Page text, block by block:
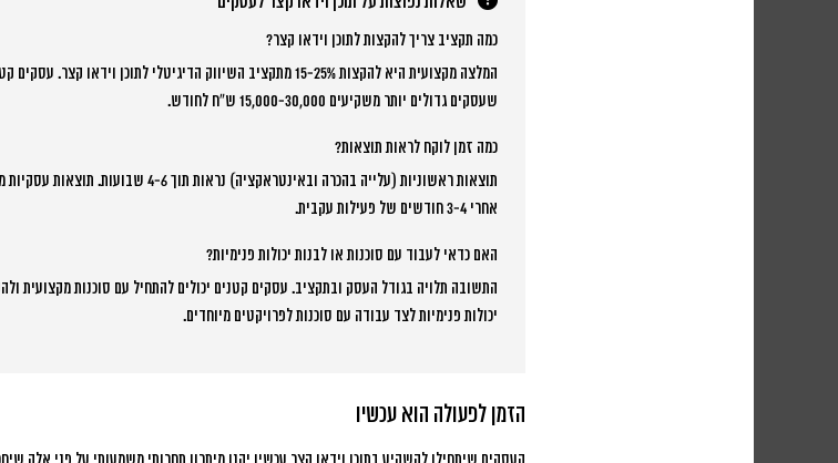
כמה תקציב צריך להקצות לתוכן וידאו קצר?
שעסקים גדולים יותר משקיעים 15,000-30,000 ש”ח לחודש.
כמה זמן לוקח לראות תוצאות?
תוצאות ראשוניות (עלייה בהכרה
אחרי 3-4 חודשים של פעילות עקבית.
האם כדאי לעבוד עם סוכנות או לבנות יכולות פנימיות?
התשובה תלויה בגודל העסק ובתקציב. עסקים קטנים יכולים להתחיל עם סוכנות מקצועית
יכולות פנימיות לצד עבודה עם סוכנות לפרויקטים מיוחדים.
הזמן לפעולה הוא עכשיו